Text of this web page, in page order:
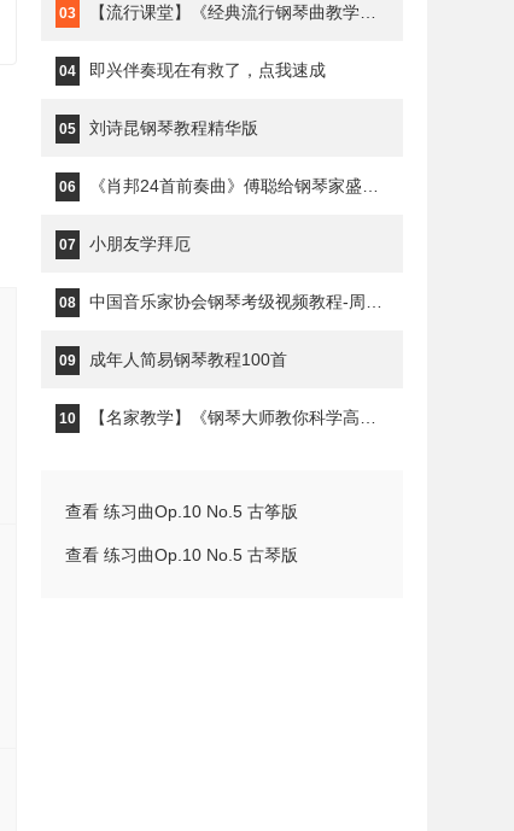
03 【流行课堂】《经典流行钢琴曲教学》琥珀琴师Louis
04 即兴伴奏现在有救了，点我速成
05 刘诗昆钢琴教程精华版
06 《肖邦24首前奏曲》傅聪给钢琴家盛原上课
07 小朋友学拜厄
08 中国音乐家协会钢琴考级视频教程-周铭孙
09 成年人简易钢琴教程100首
10 【名家教学】《钢琴大师教你科学高效的练琴》钢琴家秦川
查看 练习曲Op.10 No.5 古筝版
查看 练习曲Op.10 No.5 古琴版